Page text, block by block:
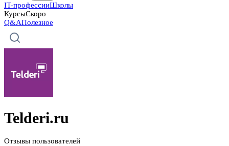
IT-профессииШколы
КурсыСкоро
Q&AПолезное
Telderi.ru
Отзывы пользователей